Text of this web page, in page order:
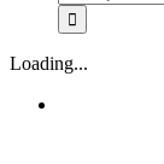
Loading...